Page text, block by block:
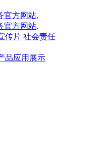
官方网站,
官方网站,
传片 社会责任
品应用展示